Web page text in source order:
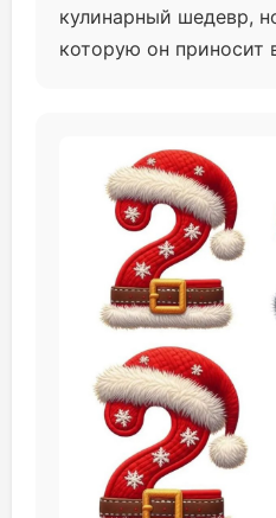
кулинарный шедевр,
которую он приносит